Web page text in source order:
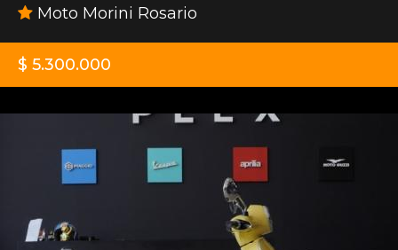
Moto Morini Rosario
$ 5.300.000